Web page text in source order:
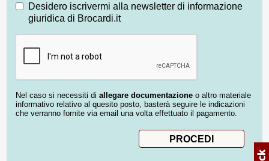
Desidero iscrivermi alla newsletter di informazione
giuridica di Brocardi.it
Nel caso si necessiti di allegare documentazione o altro materiale
informativo relativo al quesito posto, basterà seguire le indicazioni
che verranno fornite via email una volta effettuato il pagamento.